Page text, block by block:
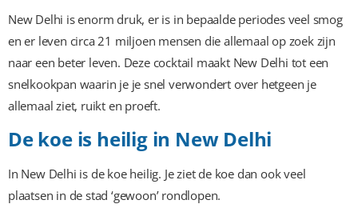
New Delhi is enorm druk, er is in bepaalde periodes veel smog
en er leven circa 21 miljoen mensen die allemaal op zoek zijn
naar een beter leven. Deze cocktail maakt New Delhi tot een
snelkookpan waarin je je snel verwondert over hetgeen je
allemaal ziet, ruikt en proeft.
De koe is heilig in New Delhi
In New Delhi is de koe heilig. Je ziet de koe dan ook veel
plaatsen in de stad ‘gewoon’ rondlopen.